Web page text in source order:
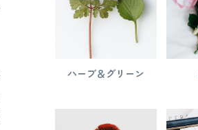
ハーブ＆グリーン